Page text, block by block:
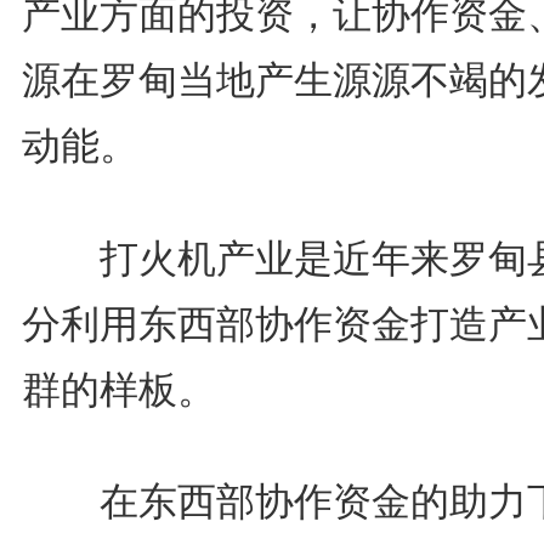
产业方面的投资，让协作资金
源在罗甸当地产生源源不竭的
动能。
打火机产业是近年来罗甸
分利用东西部协作资金打造产
群的样板。
在东西部协作资金的助力